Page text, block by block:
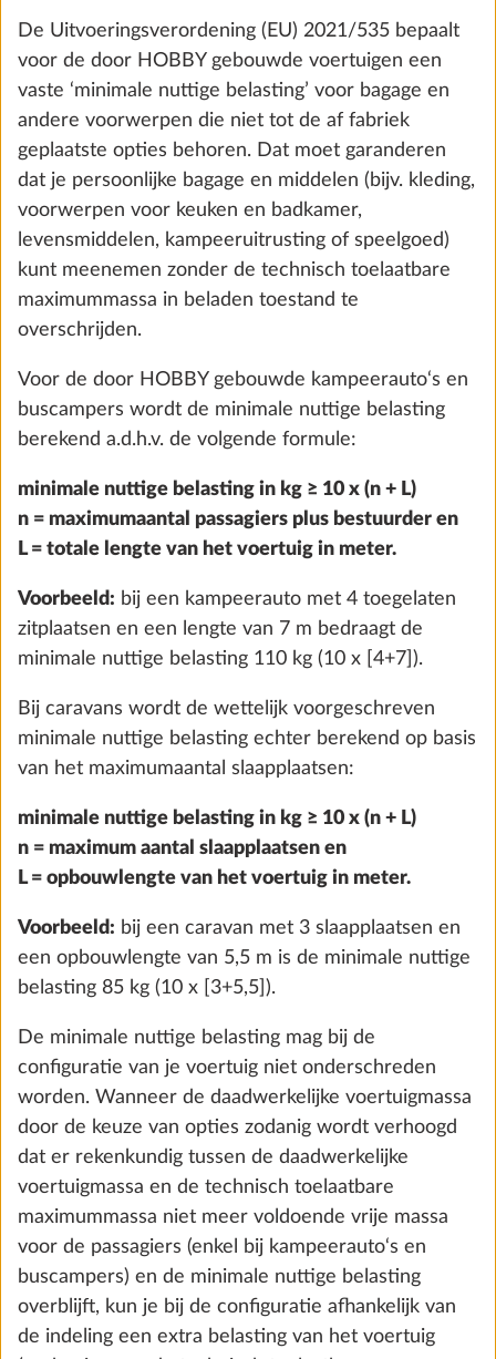
oplaadregelaar met booster, lithiumaccu
(Super B Epsilon, 100 Ah) en accukast
€ 2.216
Toevoegen
Voorbereiding voor 12 V Autarkpakket
incl. laadregelaar met booster,
accusensor en accubak
Toevoegen
Dubbele USB aansluiting
Om de technisch toelaatbare maximummassa van
het voertuig, rekening houdend met de massa in
rijklare toestand, de massa van de passagiers (enkel
bij kampeerauto‘s en buscampers) en de wettelijk
voorgeschreven minimale nuttige belasting door de
plaatsing van opties niet te overschrijden, heeft
HOBBY de inbouw van opties beperkt en af fabriek
een ‘maximale massa voor opties’ bepaald.
Bij kampeerauto‘s en buscampers wordt deze
maximummassa de massa in rijklare toestand, de
massa van de passagiers en de minimale nuttige
belasting af te trekken. Bij caravans wordt deze
maximummassa de massa in rijklare toestand en de
minimale nuttige belasting af te trekken.
een berekende waarde gaat met een wettelijk
toegestane tolerantie tot ± 5 %, en deze tolerantie
tot een feitelijke onderschrijding van de minimale
nuttige belasting kunnen leiden, worden uit
voorzorg bij de maximale massa voor opties ook de
wettelijk toegelaten toleranties in aanmerking
specifieke uitrustingskenmerken van nationale
varianten of speciale modellen, die niet tot de
standaarduitrusting behoren.
Informatie over de maximale massa voor opties vind
je voor elke indeling in de technische gegevens.
Oké, ik begrijp het